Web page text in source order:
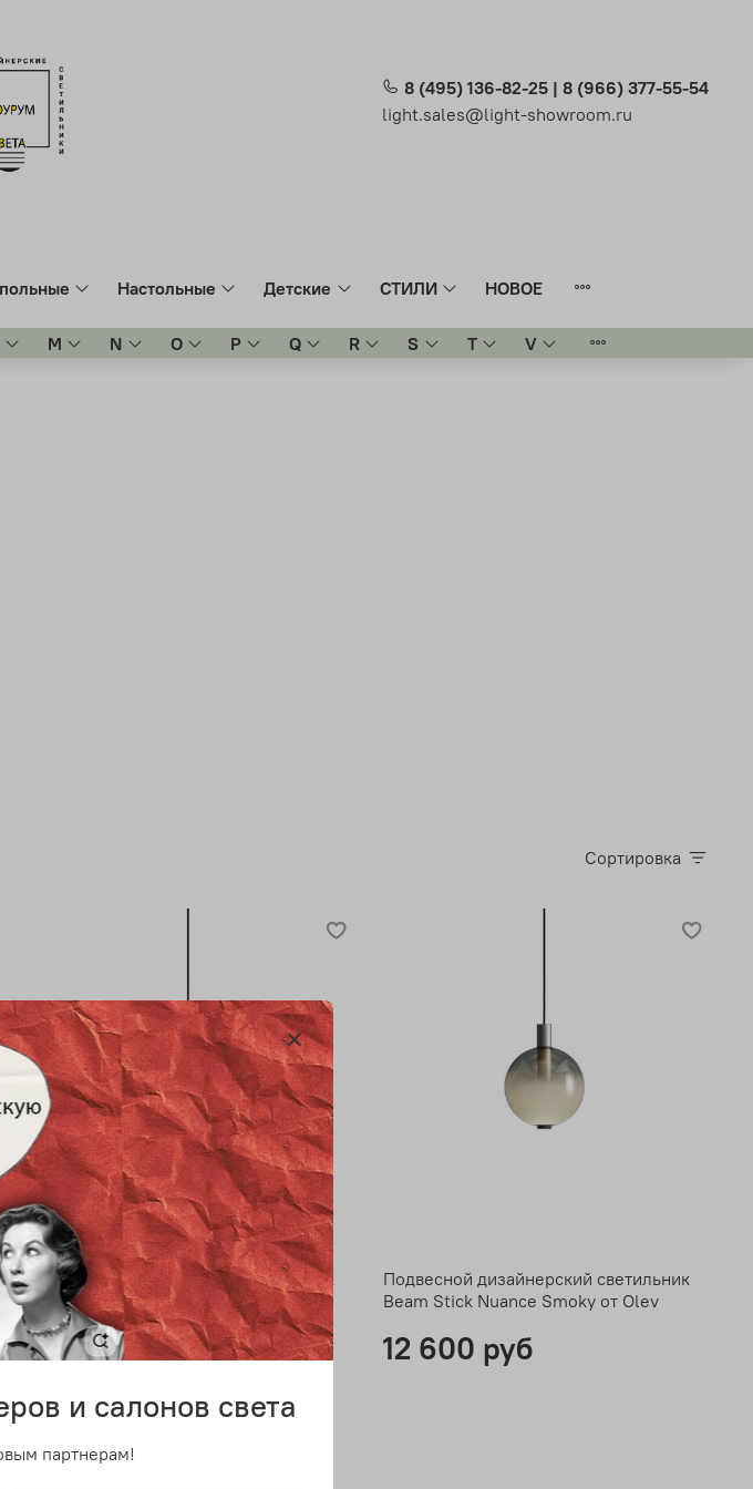
8 (495) 136-82-25 | 8 (966) 377-55-54
light.sales@light-showroom.ru
Настольные Детские СТИЛИ НОВОЕ
M N O P Q R S T V
Сортировка
Подвесной дизайнерский светильник
Beam Stick Nuance Amber от Olev
12 600 руб
Подвесной дизайнерский светильник
Beam Stick Nuance Smoky от Olev
12 600 руб
и салонов света
партнерам!